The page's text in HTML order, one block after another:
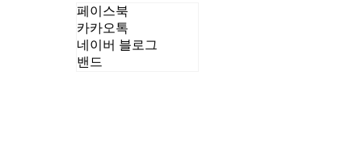
페이스북
카카오톡
네이버 블로그
밴드